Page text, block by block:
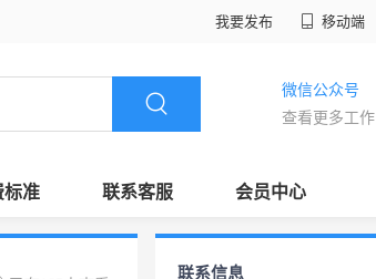
我要发布 移动端
微信公众号
查看更多工作
标准 联系客服 会员中心
联系信息